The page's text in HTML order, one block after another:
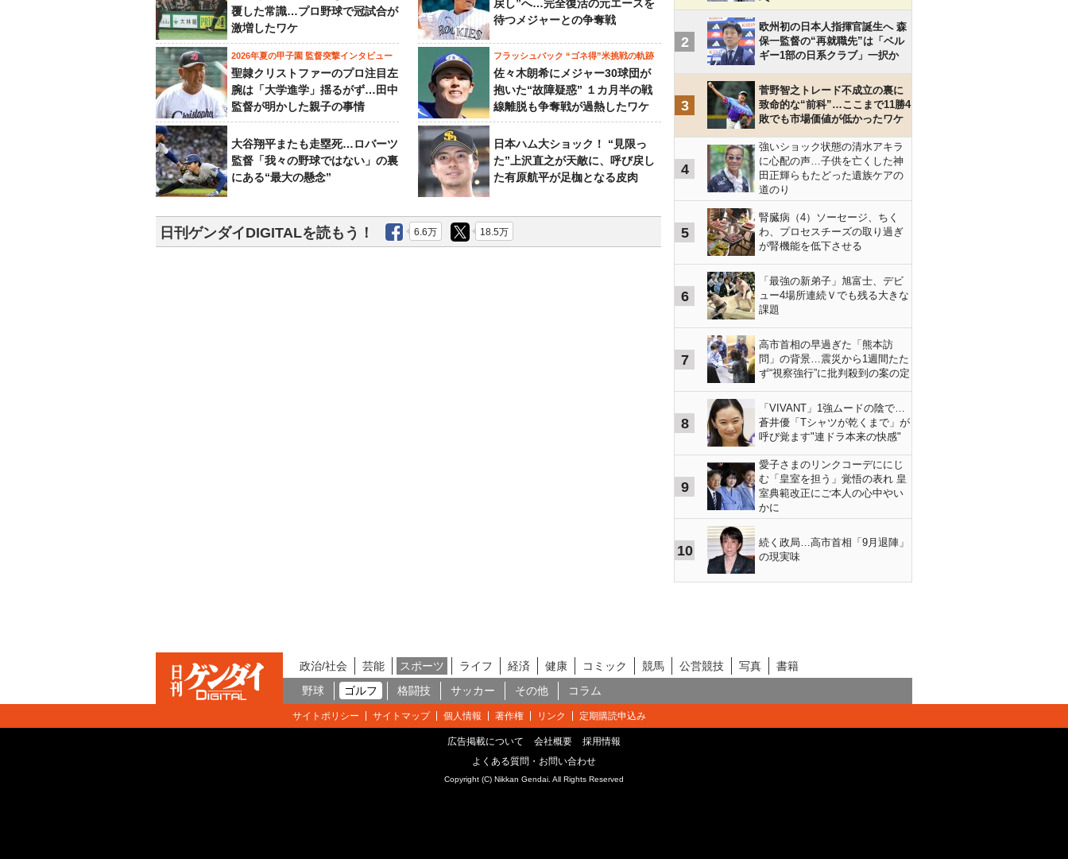
覆した常識…プロ野球で冠試合が
激増したワケ
戻し”へ…完全復活の元エースを
待つメジャーとの争奪戦
2026年夏の甲子園 監督突撃インタビュー
聖隷クリストファーのプロ注目左
腕は「大学進学」揺るがず…田中
監督が明かした親子の事情
フラッシュバック “ゴネ得”米挑戦の軌跡
佐々木朗希にメジャー30球団が
抱いた“故障疑惑” １カ月半の戦
線離脱も争奪戦が過熱したワケ
大谷翔平またも走塁死…ロバーツ
監督「我々の野球ではない」の裏
にある“最大の懸念”
日本ハム大ショック！ “見限っ
た”上沢直之が天敵に、呼び戻し
た有原航平が足枷となる皮肉
日刊ゲンダイDIGITALを読もう！ 6.6万 18.5万
2
欧州初の日本人指揮官誕生へ 森
保一監督の“再就職先”は「ベル
ギー1部の日系クラブ」一択か
3
菅野智之トレード不成立の裏に
致命的な“前科”…ここまで11勝4
敗でも市場価値が低かったワケ
4
強いショック状態の清水アキラ
に心配の声…子供を亡くした神
田正輝らもたどった遺族ケアの
道のり
5
腎臓病（4）ソーセージ、ちく
わ、プロセスチーズの取り過ぎ
が腎機能を低下させる
6
「最強の新弟子」旭富士、デビ
ュー4場所連続Ｖでも残る大きな
課題
7
高市首相の早過ぎた「熊本訪
問」の背景…震災から1週間たた
ず“視察強行”に批判殺到の案の定
8
「VIVANT」1強ムードの陰で…
蒼井優「Tシャツが乾くまで」が
呼び覚ます"連ドラ本来の快感"
9
愛子さまのリンクコーデににじ
む「皇室を担う」覚悟の表れ 皇
室典範改正にご本人の心中やい
かに
10
続く政局…高市首相「9月退陣」
の現実味
政治/社会 芸能 スポーツ ライフ 経済 健康 コミック 競馬 公営競技 写真
書籍
野球
ゴルフ 格闘技 サッカー その他 コラム
サイトポリシー サイトマップ 個人情報 著作権 リンク 定期購読申込み
広告掲載について 会社概要
採用情報
よくある質問・お問い合わせ
Copyright (C) Nikkan Gendai. All Rights Reserved